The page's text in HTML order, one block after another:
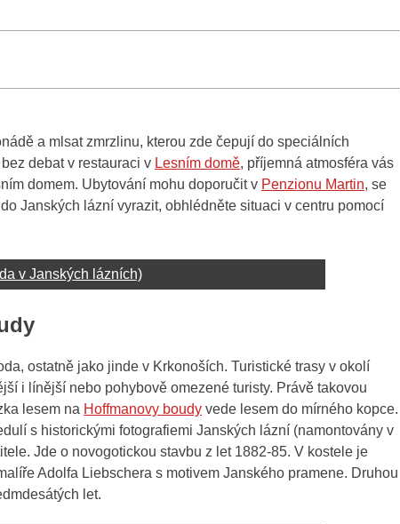
a mlsat zmrzlinu, kterou zde čepují do speciálních
debat v restauraci v Lesním domě, příjemná atmosféra vás
domem. Ubytování mohu doporučit v Penzionu Martin, se
Janských lázní vyrazit, obhlédněte situaci v centru pomocí
v Janských lázních)
ostatně jako jinde v Krkonoších. Turistické trasy v okolí
i línější nebo pohybově omezené turisty. Právě takovou
lesem na Hoffmanovy boudy vede lesem do mírného kopce.
s historickými fotografiemi Janských lázní (namontovány v
Jde o novogotickou stavbu z let 1882-85. V kostele je
Adolfa Liebschera s motivem Janského pramene. Druhou
let.